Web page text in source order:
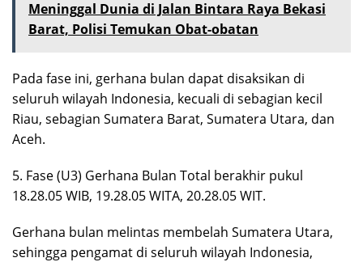
Meninggal Dunia di Jalan Bintara Raya Bekasi
Barat, Polisi Temukan Obat-obatan
Pada fase ini, gerhana bulan dapat disaksikan di
seluruh wilayah Indonesia, kecuali di sebagian kecil
Riau, sebagian Sumatera Barat, Sumatera Utara, dan
Aceh.
5. Fase (U3) Gerhana Bulan Total berakhir pukul
18.28.05 WIB, 19.28.05 WITA, 20.28.05 WIT.
Gerhana bulan melintas membelah Sumatera Utara,
sehingga pengamat di seluruh wilayah Indonesia,